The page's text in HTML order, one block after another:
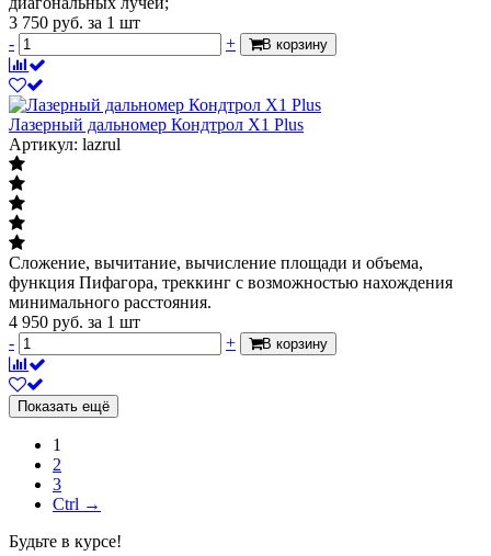
3 750 руб. за 1 шт
-
+ В корзину
Лазерный дальномер Кондтрол X1 Plus
Артикул: lazrul
Сложение, вычитание, вычисление площади и объема,
функция Пифагора, треккинг с возможностью нахождения
минимального расстояния.
4 950 руб. за 1 шт
-
+ В корзину
Показать ещё
1
2
3
Ctrl →
Будьте в курсе!